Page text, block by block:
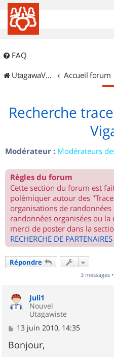
FAQ
UtagawaVTT (Randos VTT et VTTAE avec traces GPS)
Accueil forum
Recherche
Modérateur : Modérateurs
Règles du forum
Cette section du forum est
polémiquer autour des
organisations de
randonnées organisées ou
merci de poster dans la
RECHERCHE DE PARTENAIRES
Répondre
3 messages
Juli1
Nouvel
Utagawiste
M
s
s
13 juin 2010, 14:35
Bonjour,